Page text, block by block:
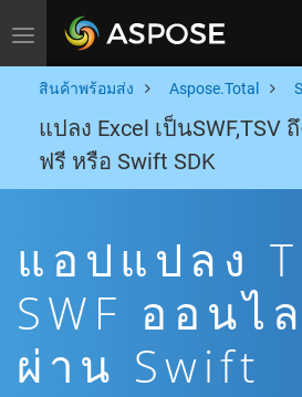
Toggle navigation
สินค้าพร้อมส่ง Aspose.Total
แปลง Excel เป็นSWF,TSV
ฟรี หรือ Swift SDK
แอปแปลง
SWF ออนไ
ผ่าน Swift